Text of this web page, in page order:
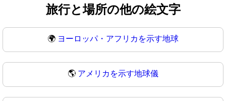
旅行と場所の他の絵文字
🌍 ヨーロッパ・アフリカを示す地球
🌎 アメリカを示す地球儀